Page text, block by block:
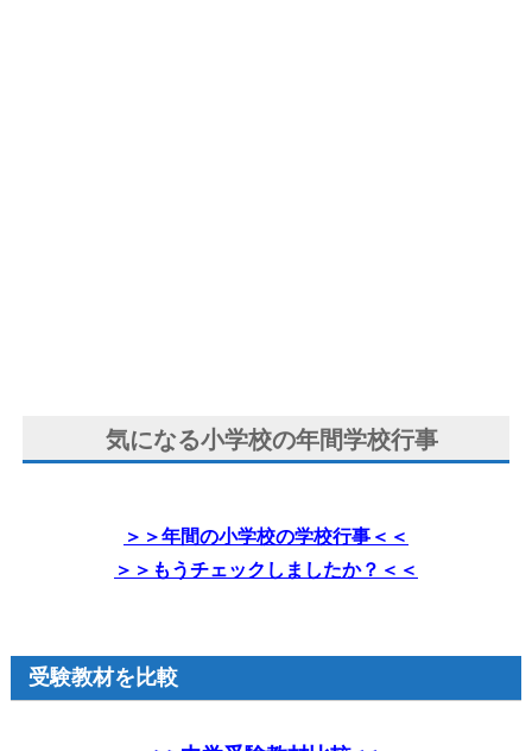
気になる小学校の年間学校行事
＞＞年間の小学校の学校行事＜＜
＞＞もうチェックしましたか？＜＜
受験教材を比較